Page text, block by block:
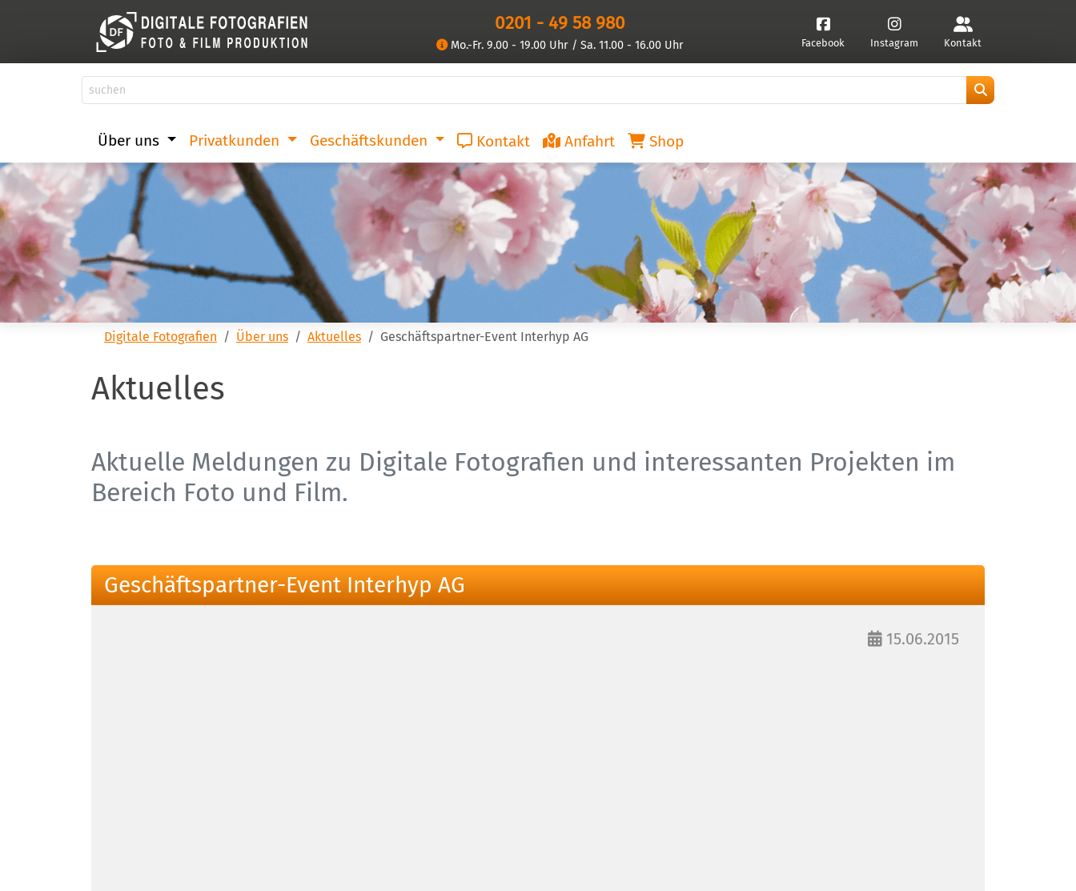
0201 - 49 58 980
Mo.-Fr. 9.00 - 19.00 Uhr / Sa. 11.00 - 16.00 Uhr Facebook Instagram Kontakt
Über uns Privatkunden Geschäftskunden Kontakt Anfahrt Shop
Digitale Fotografien Über uns Aktuelles Geschäftspartner-Event Interhyp AG
Aktuelles
Aktuelle Meldungen zu Digitale Fotografien und interessanten Projekten im
Bereich Foto und Film.
Geschäftspartner-Event Interhyp AG
15.06.2015